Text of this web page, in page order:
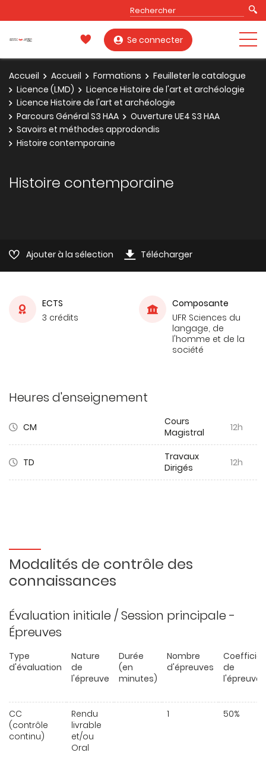
Se connecter
Accueil Accueil Formations
Feuilleter le catalogue
Licence (LMD)
Licence Histoire de l'art et archéologie
Licence Histoire de l'art et archéologie
Parcours Général S3 HAA
Ouverture UE4 S3 HAA
Savoirs et méthodes approdondis
Histoire contemporaine
Histoire contemporaine
Ajouter à la sélection Télécharger
ECTS
3 crédits
Composante
UFR Sciences du
langage, de
l'homme et de la
société
Heures d'enseignement
CM
Cours
Magistral
12h
TD
Travaux
Dirigés
12h
Modalités de contrôle des
connaissances
Évaluation initiale / Session principale -
Épreuves
Type
d'évaluation
Nature
de
l'épreuve
Durée
(en
minutes)
Nombre
d'épreuves
de
l'épreuve
CC
(contrôle
continu)
Rendu
livrable
et/ou
Oral
1 50%